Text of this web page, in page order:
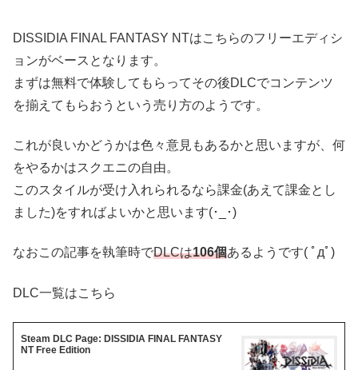
DISSIDIA FINAL FANTASY NTはこちらのフリーエディシ
ョンがベースとなります。
まずは無料で体験してもらってその後DLCでコンテンツ
を揃えてもらおうという売り方のようです。
これが良いかどうかは色々意見もあるかと思いますが、何
をやるかはスクエニの自由。
このスタイルが受け入れられるなら課金(あえて課金とし
ました)をすればよいかと思います(･_･)
なおこの記事を執筆時でDLCは106個あるようです( ﾟдﾟ)
DLC一覧はこちら
Steam DLC Page: DISSIDIA FINAL FANTASY
NT Free Edition